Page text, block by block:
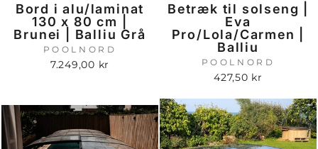
Bord i alu/laminat
130 x 80 cm |
Brunei | Balliu Grå
POOLNORD
7.249,00 kr
Betræk til solseng |
Eva
Pro/Lola/Carmen |
Balliu
POOLNORD
427,50 kr